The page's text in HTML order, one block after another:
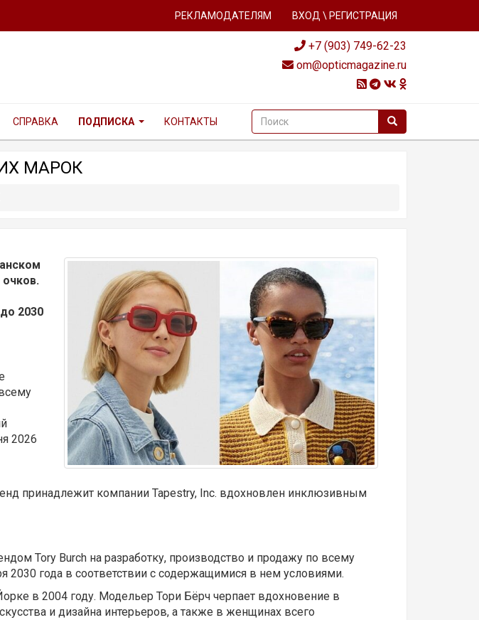
РЕКЛАМОДАТЕЛЯМ ВХОД \ РЕГИСТРАЦИЯ
+7 (903) 749-62-23
om@opticmagazine.ru
СПРАВКА ПОДПИСКА КОНТАКТЫ
МАРОК
2030
2026
принадлежит компании Tapestry, Inc. вдохновлен инклюзивным
Tory Burch на разработку, производство и продажу по всему
года в соответствии с содержащимися в нем условиями.
в 2004 году. Модельер Тори Бёрч черпает вдохновение в
и дизайна интерьеров, а также в женщинах всего